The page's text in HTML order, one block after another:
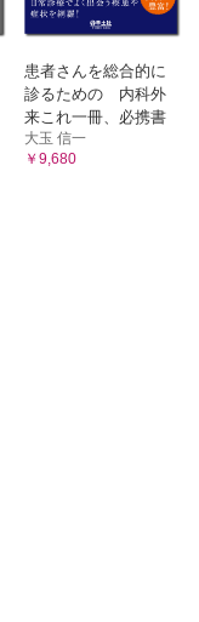
？
飲むんだよね？
が起こるのは、な
腸閉塞に注意す
症状が悪化する
るっていうけ
必要なお菓子があ
患者さんを総合的に
診るための 内科外
来これ一冊、必携書
大玉 信一
￥9,680